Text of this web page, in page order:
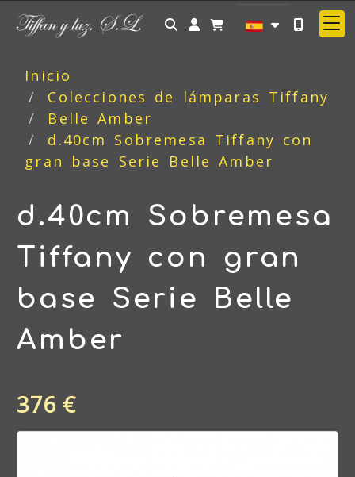
Identifícate
Inicio
Colecciones de lámparas Tiffany
Belle Amber
d.40cm Sobremesa Tiffany con
gran base Serie Belle Amber
d.40cm Sobremesa
Tiffany con gran
base Serie Belle
Amber
376 €